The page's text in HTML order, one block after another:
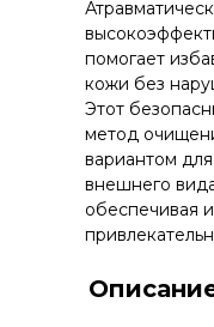
помогает
кожи без
Этот
метод
вариантом
внешнего
обеспечивая